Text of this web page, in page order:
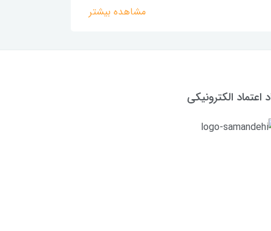
مشاهده بیشتر
اعتماد الکترونیکی